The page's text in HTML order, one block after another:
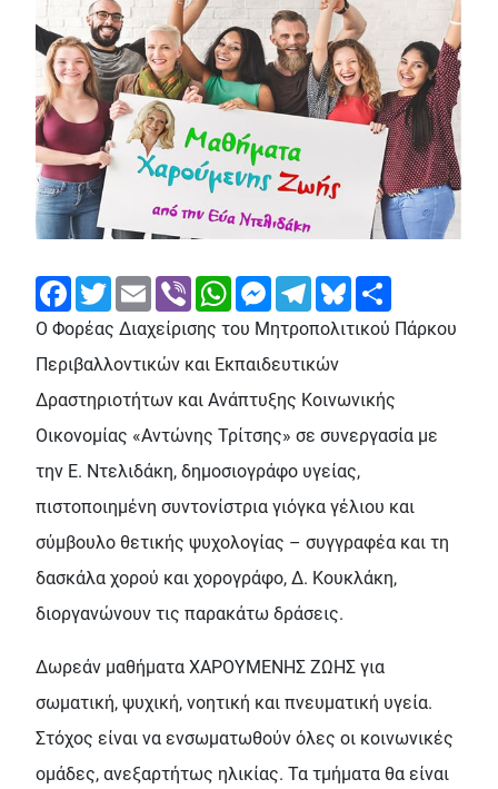
FacebookTwitterEmail Viber WhatsAppMessengerTelegramBluesky
Ο Φορέας Διαχείρισης του Μητροπολιτικού Πάρκου
Περιβαλλοντικών και Εκπαιδευτικών
Δραστηριοτήτων και Ανάπτυξης Κοινωνικής
Οικονομίας «Αντώνης Τρίτσης» σε συνεργασία με
την Ε. Ντελιδάκη, δημοσιογράφο υγείας,
πιστοποιημένη συντονίστρια γιόγκα γέλιου και
σύμβουλο θετικής ψυχολογίας – συγγραφέα και τη
δασκάλα χορού και χορογράφο, Δ. Κουκλάκη,
διοργανώνουν τις παρακάτω δράσεις.
Δωρεάν μαθήματα ΧΑΡΟΥΜΕΝΗΣ ΖΩΗΣ για
σωματική, ψυχική, νοητική και πνευματική υγεία.
Στόχος είναι να ενσωματωθούν όλες οι κοινωνικές
ομάδες, ανεξαρτήτως ηλικίας. Τα τμήματα θα είναι